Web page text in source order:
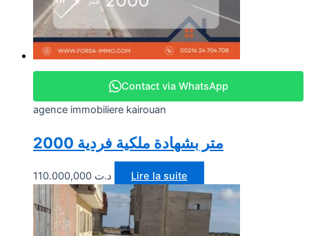
Contact via WhatsApp
agence immobiliere kairouan
2000 متر بشهادة ملكية فردية
د.ت Lire la suite